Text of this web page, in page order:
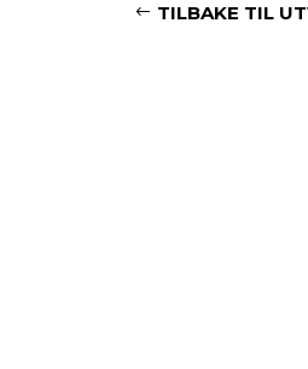
TILBAKE TIL